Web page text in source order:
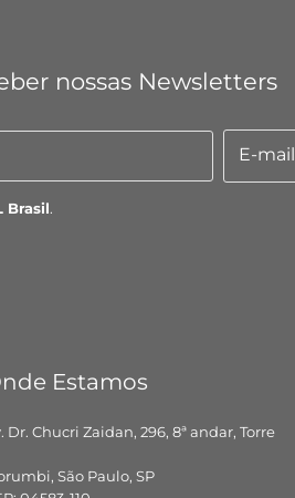
nossas Newsletters
mail
E-mail
Brasil.
Estamos
Dr. Chucri Zaidan, 296, 8ª andar, Torre
São Paulo, SP